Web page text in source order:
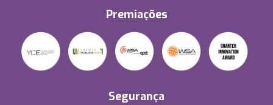
Premiações
Segurança